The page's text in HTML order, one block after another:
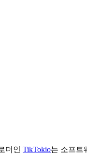
더인 TikTokio는 소프트